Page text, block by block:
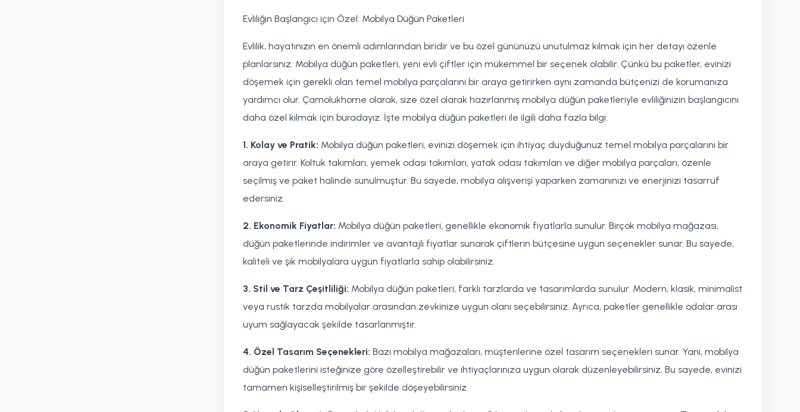
Evliliğin Başlangıcı için Özel: Mobilya Düğün Paketleri
Evlilik, hayatınızın en önemli adımlarından biridir ve bu özel gününüzü unutulmaz kılmak için her detayı özenle
planlarsınız. Mobilya düğün paketleri, yeni evli çiftler için mükemmel bir seçenek olabilir. Çünkü bu paketler, evinizi
döşemek için gerekli olan temel mobilya parçalarını bir araya getirirken aynı zamanda bütçenizi de korumanıza
yardımcı olur. Çamolukhome olarak, size özel olarak hazırlanmış mobilya düğün paketleriyle evliliğinizin başlangıcını
daha özel kılmak için buradayız. İşte mobilya düğün paketleri ile ilgili daha fazla bilgi:
1. Kolay ve Pratik: Mobilya düğün paketleri, evinizi döşemek için ihtiyaç duyduğunuz temel mobilya parçalarını bir
araya getirir. Koltuk takımları, yemek odası takımları, yatak odası takımları ve diğer mobilya parçaları, özenle
seçilmiş ve paket halinde sunulmuştur. Bu sayede, mobilya alışverişi yaparken zamanınızı ve enerjinizi tasarruf
edersiniz.
2. Ekonomik Fiyatlar: Mobilya düğün paketleri, genellikle ekonomik fiyatlarla sunulur. Birçok mobilya mağazası,
düğün paketlerinde indirimler ve avantajlı fiyatlar sunarak çiftlerin bütçesine uygun seçenekler sunar. Bu sayede,
kaliteli ve şık mobilyalara uygun fiyatlarla sahip olabilirsiniz.
3. Stil ve Tarz Çeşitliliği: Mobilya düğün paketleri, farklı tarzlarda ve tasarımlarda sunulur. Modern, klasik, minimalist
veya rustik tarzda mobilyalar arasından zevkinize uygun olanı seçebilirsiniz. Ayrıca, paketler genellikle odalar arası
uyum sağlayacak şekilde tasarlanmıştır.
4. Özel Tasarım Seçenekleri: Bazı mobilya mağazaları, müşterilerine özel tasarım seçenekleri sunar. Yani, mobilya
düğün paketlerini isteğinize göre özelleştirebilir ve ihtiyaçlarınıza uygun olarak düzenleyebilirsiniz. Bu sayede, evinizi
tamamen kişiselleştirilmiş bir şekilde döşeyebilirsiniz.